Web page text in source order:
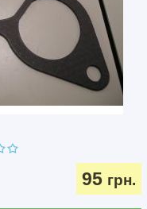
95 грн.